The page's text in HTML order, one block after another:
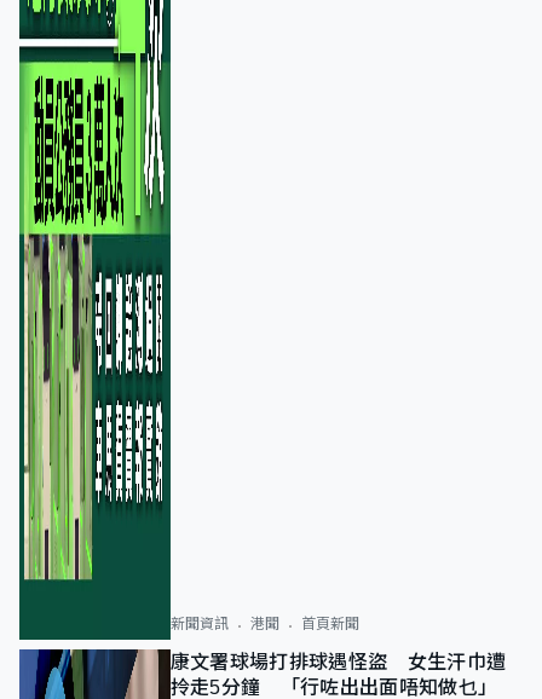
新聞資訊 港聞 首頁新聞
康文署球場打排球遇怪盜 女生汗巾遭
拎走5分鐘 「行咗出出面唔知做乜」